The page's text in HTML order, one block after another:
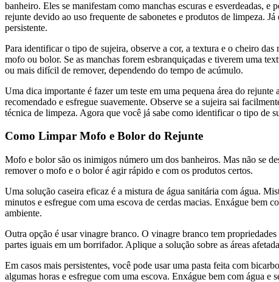
banheiro. Eles se manifestam como manchas escuras e esverdeadas,
rejunte devido ao uso frequente de sabonetes e produtos de limpeza.
persistente.
Para identificar o tipo de sujeira, observe a cor, a textura e o cheiro
mofo ou bolor. Se as manchas forem esbranquiçadas e tiverem uma
ou mais difícil de remover, dependendo do tempo de acúmulo.
Uma dica importante é fazer um teste em uma pequena área do
recomendado e esfregue suavemente. Observe se a sujeira sai
técnica de limpeza. Agora que você já sabe como identificar o tipo de
Como Limpar Mofo e Bolor do Rejunte
Mofo e bolor são os inimigos número um dos banheiros. Mas não se
remover o mofo e o bolor é agir rápido e com os produtos certos.
Uma solução caseira eficaz é a mistura de água sanitária com água.
minutos e esfregue com uma escova de cerdas macias. Enxágue bem
ambiente.
Outra opção é usar vinagre branco. O vinagre branco tem
partes iguais em um borrifador. Aplique a solução sobre as áreas
Em casos mais persistentes, você pode usar uma pasta feita com
algumas horas e esfregue com uma escova. Enxágue bem com água